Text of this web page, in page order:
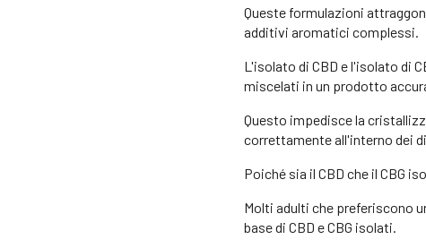
Queste formulazioni
additivi aromatici complessi.
L'isolato di CBD e l'isolato di
miscelati in un prodotto
Questo impedisce la
correttamente all'interno dei
Poiché sia il CBD che il CBG
Molti adulti che preferiscono
base di CBD e CBG isolati.